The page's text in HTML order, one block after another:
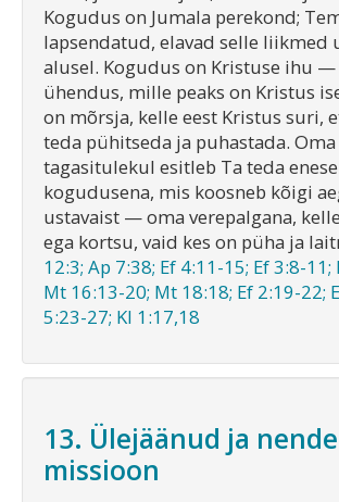
Kogudus on Jumala perekond;
lapsendatud, elavad selle liikmed
alusel. Kogudus on Kristuse ihu —
ühendus, mille peaks on Kristus
on mõrsja, kelle eest Kristus suri,
teda pühitseda ja puhastada.
tagasitulekul esitleb Ta teda
kogudusena, mis koosneb kõigi
ustavaist — oma verepalgana,
ega kortsu, vaid kes on püha ja
12:3; Ap 7:38; Ef 4:11-15; Ef 3:8-
Mt 16:13-20; Mt 18:18; Ef 2:19-22;
5:23-27; Kl 1:17,18
13. Ülejäänud ja nende
missioon